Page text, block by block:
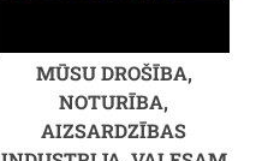
MŪSU DROŠĪBA,
NOTURĪBA,
AIZSARDZĪBAS